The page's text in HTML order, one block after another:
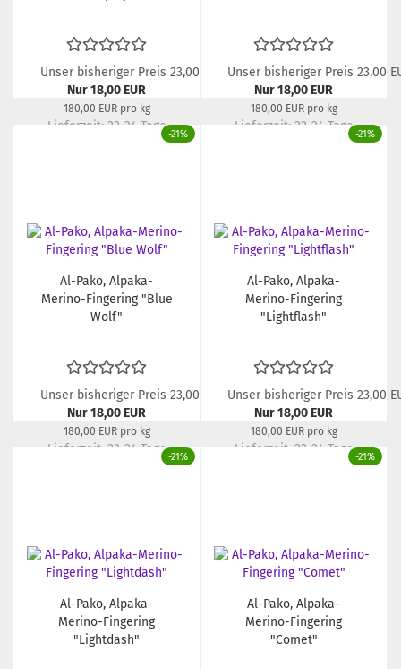
Unser bisheriger Preis 23,00 EUR
Nur 18,00 EUR
180,00 EUR pro kg
Lieferzeit: 22-24 Tage
Unser bisheriger Preis 23,00
Nur 18,00 EUR
180,00 EUR pro kg
Lieferzeit: 22-24 Tage
-21%
Al-Pako, Alpaka-
Merino-Fingering "Blue
Wolf"
Unser bisheriger Preis 23,00 EUR
Nur 18,00 EUR
180,00 EUR pro kg
Lieferzeit: 22-24 Tage
-21%
Al-Pako, Alpaka-
Merino-Fingering
"Lightflash"
Unser bisheriger Preis 23,00
Nur 18,00 EUR
180,00 EUR pro kg
Lieferzeit: 22-24 Tage
-21%
Al-Pako, Alpaka-
Merino-Fingering
"Lightdash"
-21%
Al-Pako, Alpaka-
Merino-Fingering
"Comet"